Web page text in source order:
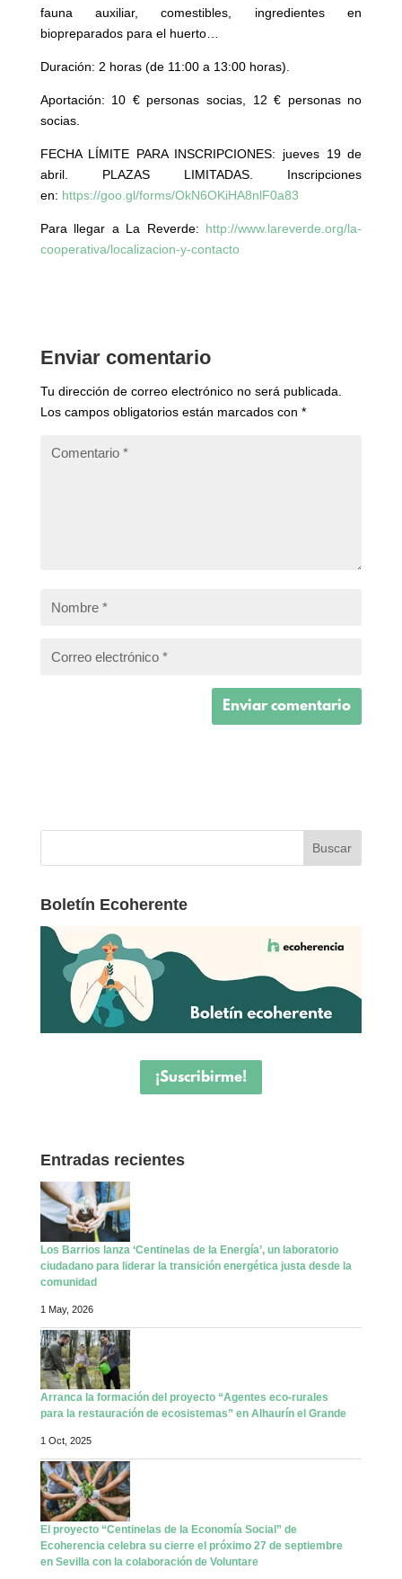
fauna auxiliar, comestibles, ingredientes en
biopreparados para el huerto…
Duración: 2 horas (de 11:00 a 13:00 horas).
Aportación: 10 € personas socias, 12 € personas no
socias.
FECHA LÍMITE PARA INSCRIPCIONES: jueves 19 de
abril. PLAZAS LIMITADAS. Inscripciones
en: https://goo.gl/forms/OkN6OKiHA8nlF0a83
Para llegar a La Reverde: http://www.lareverde.org/la-
cooperativa/localizacion-y-contacto
Enviar comentario
Tu dirección de correo electrónico no será publicada.
Los campos obligatorios están marcados con *
Boletín Ecoherente
¡Suscribirme!
Entradas recientes
Los Barrios lanza ‘Centinelas de la Energía’, un laboratorio
ciudadano para liderar la transición energética justa desde la
comunidad
1 May, 2026
Arranca la formación del proyecto “Agentes eco-rurales
para la restauración de ecosistemas” en Alhaurín el Grande
1 Oct, 2025
El proyecto “Centinelas de la Economía Social” de
Ecoherencia celebra su cierre el próximo 27 de septiembre
en Sevilla con la colaboración de Voluntare